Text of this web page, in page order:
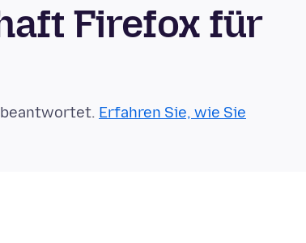
Firefox für
beantwortet. Erfahren Sie, wie Sie